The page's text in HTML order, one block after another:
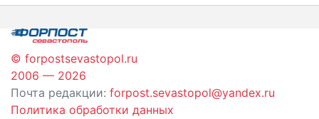
записям
© forpostsevastopol.ru
2006 — 2026
Почта редакции: forpost.sevastopol@yandex.ru
Политика обработки данных